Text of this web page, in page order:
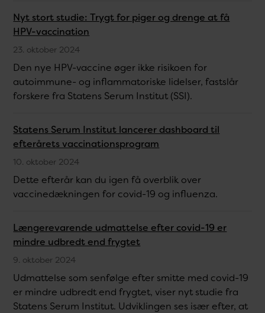
Nyt stort studie: Trygt for piger og drenge at få
HPV-vaccination
23. oktober 2024
Den nye HPV-vaccine øger ikke risikoen for
autoimmune- og inflammatoriske lidelser, fastslår
forskere fra Statens Serum Institut (SSI).
Statens Serum Institut lancerer dashboard til
efterårets vaccinationsprogram
10. oktober 2024
Dette efterår kan du igen få overblik over
vaccinedækningen for covid-19 og influenza.
Længerevarende udmattelse efter covid-19 er
mindre udbredt end frygtet
9. oktober 2024
Udmattelse som senfølge efter smitte med covid-19
er mindre udbredt end frygtet, viser nyt studie fra
Statens Serum Institut. Udviklingen ses især efter, at